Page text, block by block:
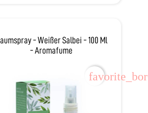
- Weißer Salbei - 100 Ml
- Aromafume